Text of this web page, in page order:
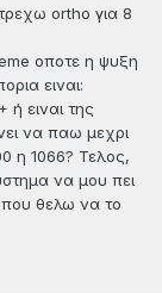
ortho για 8
οποτε η ψυξη
ειναι:
ειναι της
να παω μεχρι
η 1066? Τελος,
να μου πει
που θελω να το